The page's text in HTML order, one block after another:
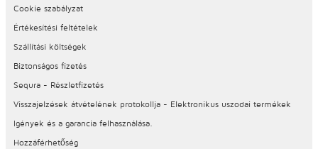
Cookie szabályzat
Értékesítési feltételek
Szállítási költségek
Biztonságos fizetés
Sequra - Részletfizetés
Visszajelzések átvételének protokollja - Elektronikus uszodai termékek
Igények és a garancia felhasználása.
Hozzáférhetőség